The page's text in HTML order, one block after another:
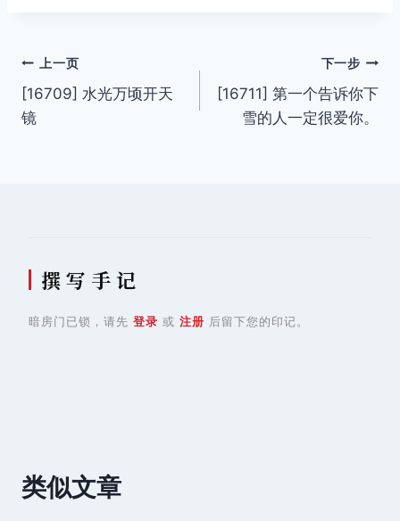
文
章
上一页
[16709] 水光万顷开天
镜
下一步
[16711] 第一个告诉你下
雪的人一定很爱你。
撰 写 手 记
暗房门已锁，请先 登录 或 注册 后留下您的印记。
类似文章